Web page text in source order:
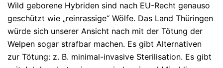
Wild geborene Hybriden sind nach EU-Recht genauso
geschützt wie „reinrassige“ Wölfe. Das Land Thüringen
würde sich unserer Ansicht nach mit der Tötung der
Welpen sogar strafbar machen. Es gibt Alternativen
zur Tötung: z. B. minimal-invasive Sterilisation. Es gibt